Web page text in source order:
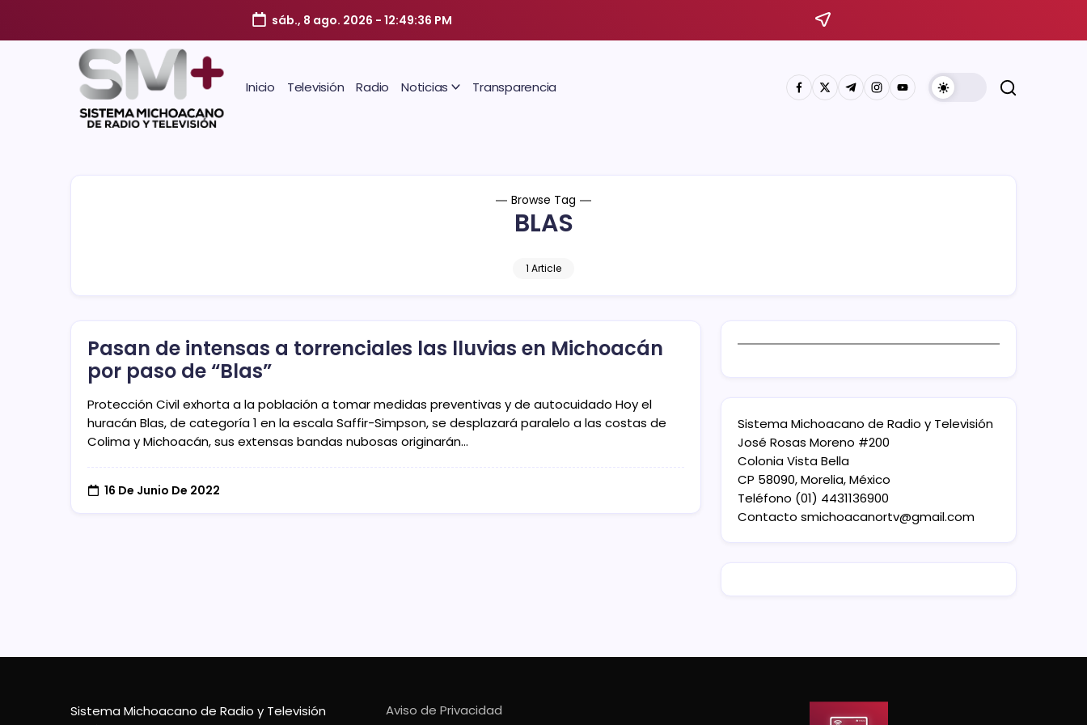
sáb., 8 ago. 2026 - 12:49:37 PM
Inicio Televisión Radio Noticias Transparencia
Browse Tag
BLAS
1 Article
Pasan de intensas a torrenciales las lluvias en Michoacán
por paso de “Blas”
Protección Civil exhorta a la población a tomar medidas preventivas y de autocuidado Hoy el
huracán Blas, de categoría 1 en la escala Saffir-Simpson, se desplazará paralelo a las costas de
Colima y Michoacán, sus extensas bandas nubosas originarán…
16 De Junio De 2022
Sistema Michoacano de Radio y Televisión
José Rosas Moreno #200
Colonia Vista Bella
CP 58090, Morelia, México
Teléfono (01) 4431136900
Contacto smichoacanortv@gmail.com
Sistema Michoacano de Radio y Televisión
Aviso de Privacidad